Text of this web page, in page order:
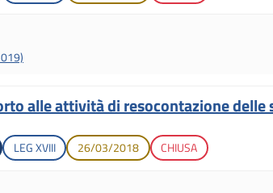
alle attività di resocontazione delle
Legislatura di apertura
LEGXVIII Data di apertura
26/03/2018 Stato gara
CHIUSA